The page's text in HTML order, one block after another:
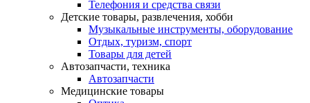
Телефония и средства связи
Детские товары, развлечения, хобби
Музыкальные инструменты, оборудование
Отдых, туризм, спорт
Товары для детей
Автозапчасти, техника
Автозапчасти
Медицинские товары